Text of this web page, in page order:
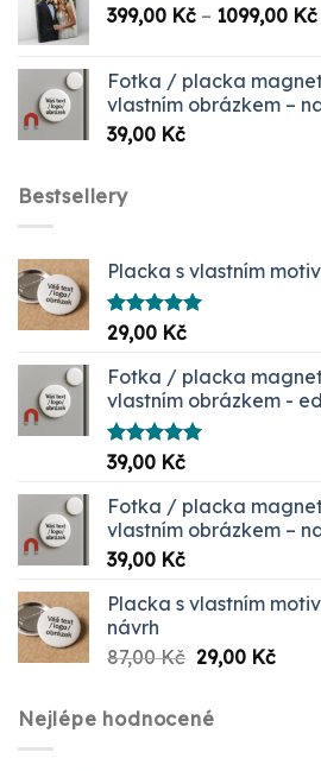
399,00 Kč – 1099,00 Kč
Fotka / placka
vlastním obrázkem –
39,00 Kč
Bestsellery
Placka s vlastním
Hodnocení
5.00
29,00 Kč
Fotka / placka
vlastním obrázkem -
Hodnocení
5.00
39,00 Kč
Fotka / placka
vlastním obrázkem –
39,00 Kč
Placka s vlastním
návrh
87,00Kč Původní
byla:
87,00 Kč.
29,00 Kč
Nejlépe hodnocené